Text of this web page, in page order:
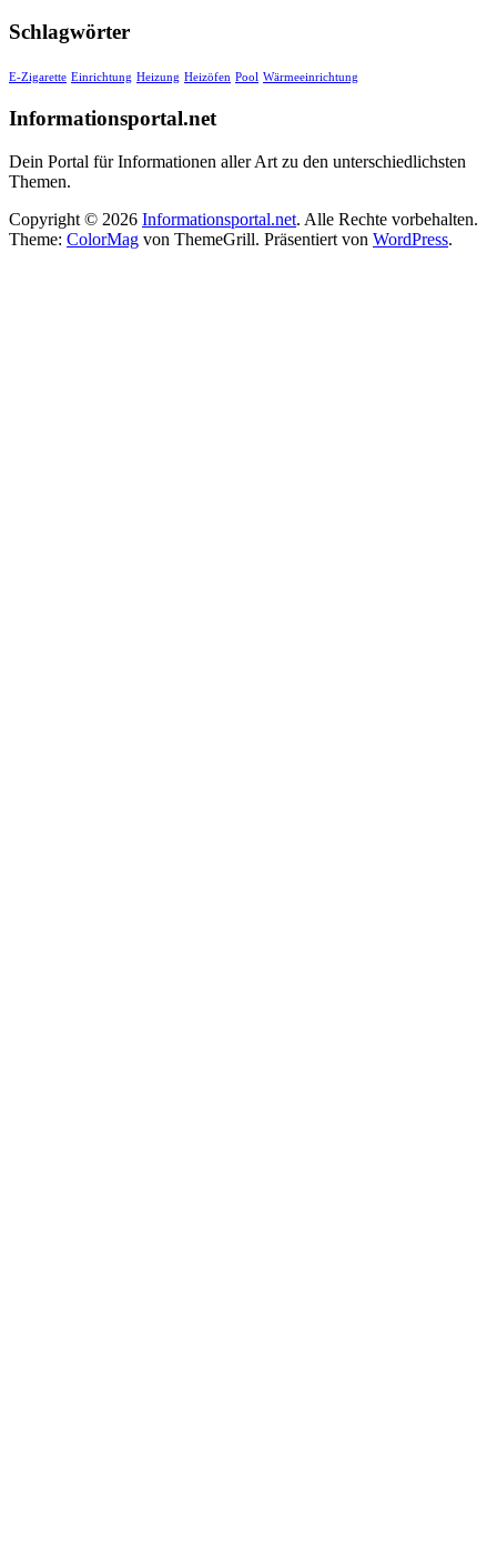
Schlagwörter
E-Zigarette Einrichtung Heizung Heizöfen Pool Wärmeeinrichtung
Informationsportal.net
Dein Portal für Informationen aller Art zu den unterschiedlichsten
Themen.
Copyright © 2026 Informationsportal.net. Alle Rechte vorbehalten.
Theme: ColorMag von ThemeGrill. Präsentiert von WordPress.